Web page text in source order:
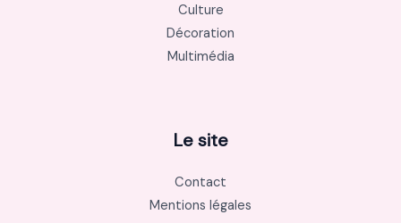
Culture
Décoration
Multimédia
Le site
Contact
Mentions légales